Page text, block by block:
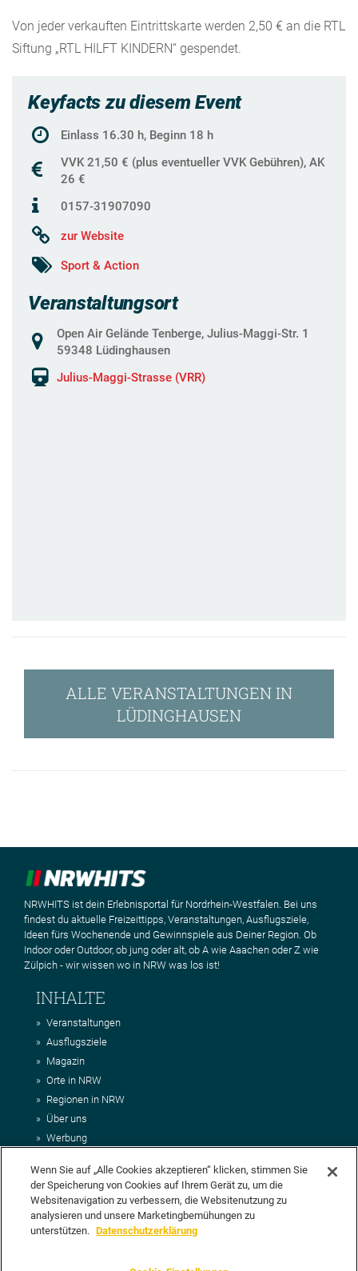
Von jeder verkauften Eintrittskarte werden 2,50 € an die RTL
Siftung „RTL HILFT KINDERN“ gespendet.
Keyfacts zu diesem Event
Einlass 16.30 h, Beginn 18 h
VVK 21,50 € (plus eventueller VVK Gebühren), AK
26 €
0157-31907090
zur Website
Sport & Action
Veranstaltungsort
Open Air Gelände Tenberge, Julius-Maggi-Str. 1
59348 Lüdinghausen
Julius-Maggi-Strasse (VRR)
ALLE VERANSTALTUNGEN IN
LÜDINGHAUSEN
NRWHITS ist dein Erlebnisportal für Nordrhein-Westfalen. Bei uns
findest du aktuelle Freizeittipps, Veranstaltungen, Ausflugsziele,
Ideen fürs Wochenende und Gewinnspiele aus Deiner Region. Ob
Indoor oder Outdoor, ob jung oder alt, ob A wie Aaachen oder Z wie
Zülpich - wir wissen wo in NRW was los ist!
INHALTE
Veranstaltungen
Ausflugsziele
Magazin
Orte in NRW
Regionen in NRW
Über uns
Werbung
Impressum
AGB
Datenschutz
DEIN VORSCHLAG FÜR NRWHITS
Wenn Sie auf „Alle Cookies akzeptieren“ klicken, stimmen Sie
der Speicherung von Cookies auf Ihrem Gerät zu, um die
Websitenavigation zu verbessern, die Websitenutzung zu
analysieren und unsere Marketingbemühungen zu
unterstützen. Datenschutzerklärung